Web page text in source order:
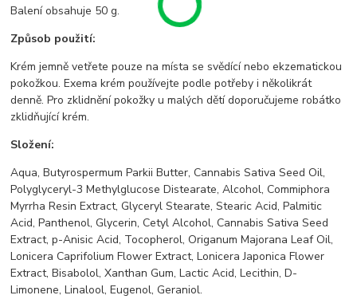
Balení obsahuje 50 g.
Způsob použití:
Krém jemně vetřete pouze na místa se svědící nebo ekzematickou
pokožkou. Exema krém používejte podle potřeby i několikrát
denně. Pro zklidnění pokožky u malých dětí doporučujeme robátko
zklidňující krém.
Složení:
Aqua, Butyrospermum Parkii Butter, Cannabis Sativa Seed Oil,
Polyglyceryl-3 Methylglucose Distearate, Alcohol, Commiphora
Myrrha Resin Extract, Glyceryl Stearate, Stearic Acid, Palmitic
Acid, Panthenol, Glycerin, Cetyl Alcohol, Cannabis Sativa Seed
Extract, p-Anisic Acid, Tocopherol, Origanum Majorana Leaf Oil,
Lonicera Caprifolium Flower Extract, Lonicera Japonica Flower
Extract, Bisabolol, Xanthan Gum, Lactic Acid, Lecithin, D-
Limonene, Linalool, Eugenol, Geraniol.